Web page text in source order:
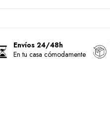
Envíos 24/48h
En tu casa cómodamente